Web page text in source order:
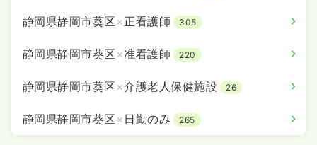
静岡県静岡市葵区 ×正看護師 305
静岡県静岡市葵区 ×准看護師 220
静岡県静岡市葵区 ×介護老人保健施設 26
静岡県静岡市葵区 × 日勤のみ 265